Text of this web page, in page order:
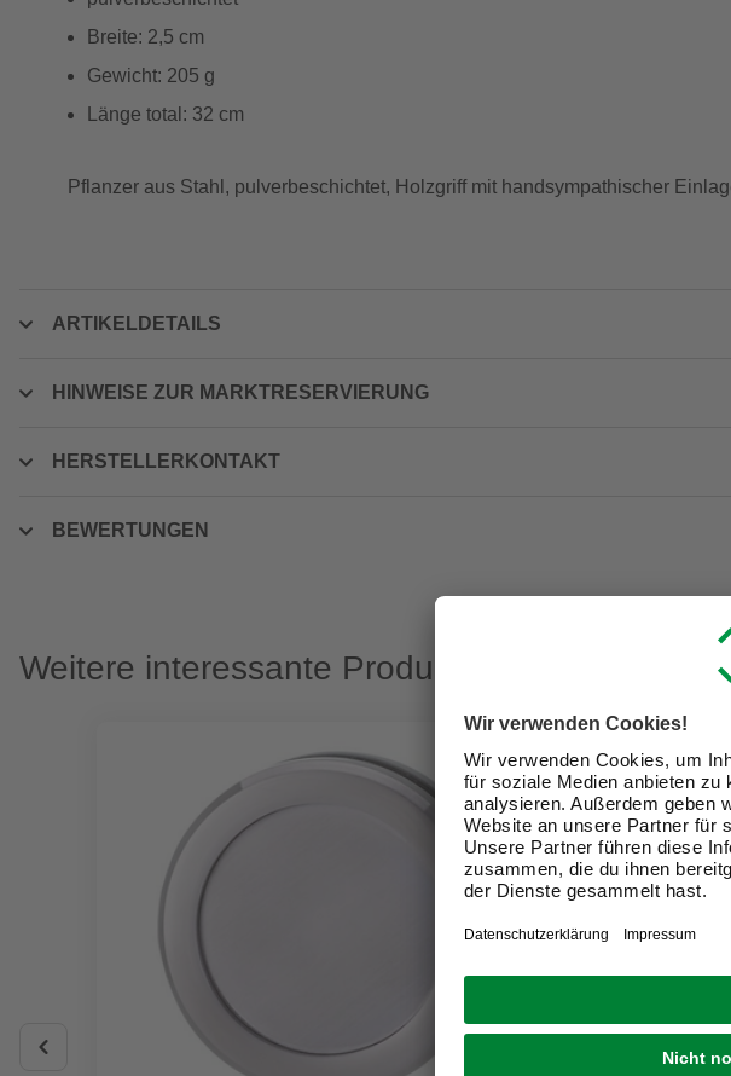
Breite: 2,5 cm
Gewicht: 205 g
Länge total: 32 cm
Pflanzer aus Stahl, pulverbeschichtet, Holzgriff mit handsympathischer
ARTIKELDETAILS
HINWEISE ZUR MARKTRESERVIERUNG
HERSTELLERKONTAKT
BEWERTUNGEN
Weitere interessante Produkte